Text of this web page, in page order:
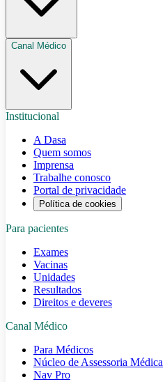
Canal Médico
Institucional
A Dasa
Quem somos
Imprensa
Trabalhe conosco
Portal de privacidade
Política de cookies
Para pacientes
Exames
Vacinas
Unidades
Resultados
Direitos e deveres
Canal Médico
Para Médicos
Núcleo de Assessoria Médica
Nav Pro